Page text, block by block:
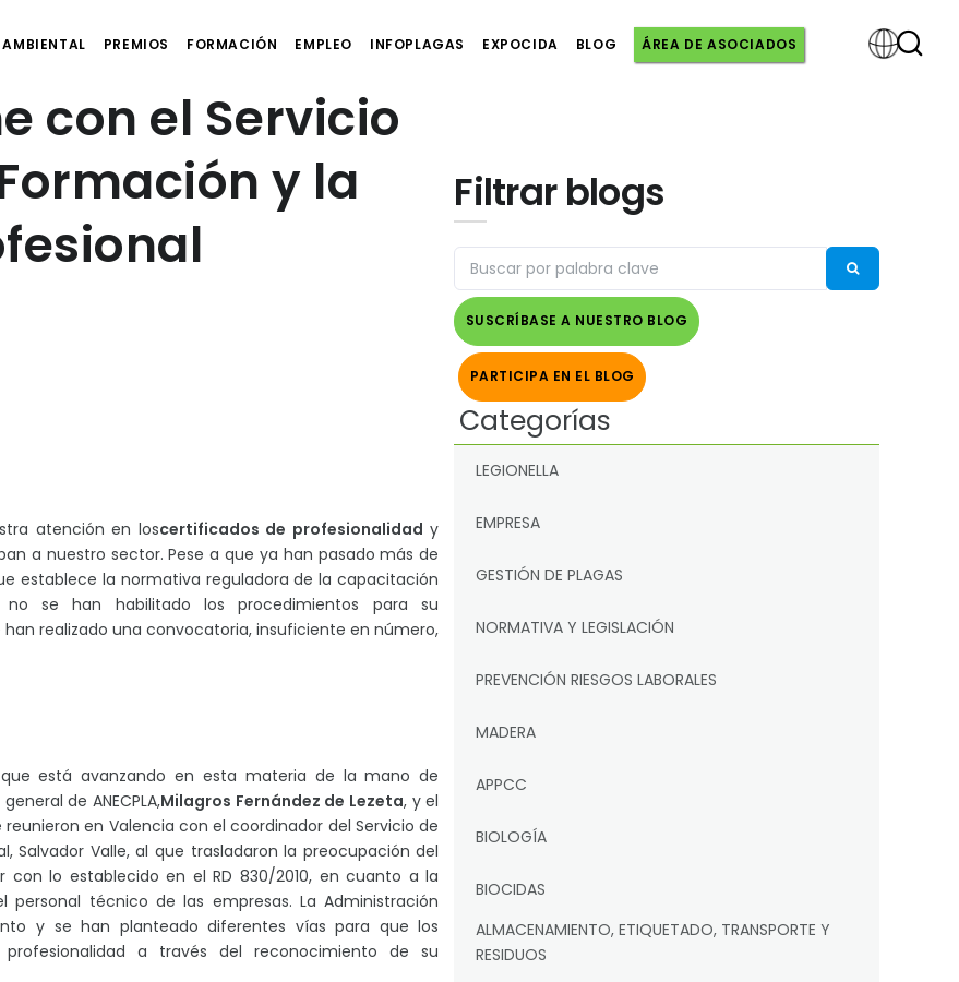
PREMIOS FORMACIÓN EMPLEO INFOPLAGAS EXPOCIDA BLOG ÁREA DE ASOCIADOS
con el Servicio
y la
atención en loscertificados de profesionalidad y
a nuestro sector. Pese a que ya han pasado más de
establece la normativa reguladora de la capacitación
se han habilitado los procedimientos para su
realizado una convocatoria, insuficiente en número,
está avanzando en esta materia de la mano de
de ANECPLA,Milagros Fernández de Lezeta, y el
reunieron en Valencia con el coordinador del Servicio de
Salvador Valle, al que trasladaron la preocupación del
lo establecido en el RD 830/2010, en cuanto a la
técnico de las empresas. La Administración
y se han planteado diferentes vías para que los
a través del reconocimiento de su
Filtrar blogs
SUSCRÍBASE A NUESTRO BLOG
PARTICIPA EN EL BLOG
Categorías
LEGIONELLA
EMPRESA
GESTIÓN DE PLAGAS
NORMATIVA Y LEGISLACIÓN
PREVENCIÓN RIESGOS LABORALES
MADERA
APPCC
BIOLOGÍA
BIOCIDAS
ALMACENAMIENTO, ETIQUETADO, TRANSPORTE Y
RESIDUOS